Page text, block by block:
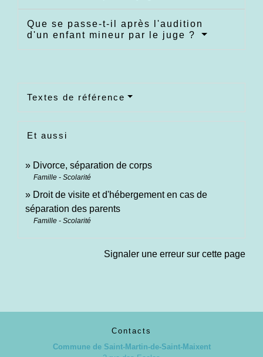
Que se passe-t-il après l'audition
d'un enfant mineur par le juge ?
Textes de référence
Et aussi
Divorce, séparation de corps
Famille - Scolarité
Droit de visite et d'hébergement en cas de
séparation des parents
Famille - Scolarité
Signaler une erreur sur cette page
Contacts
Commune de Saint-Martin-de-Saint-Maixent